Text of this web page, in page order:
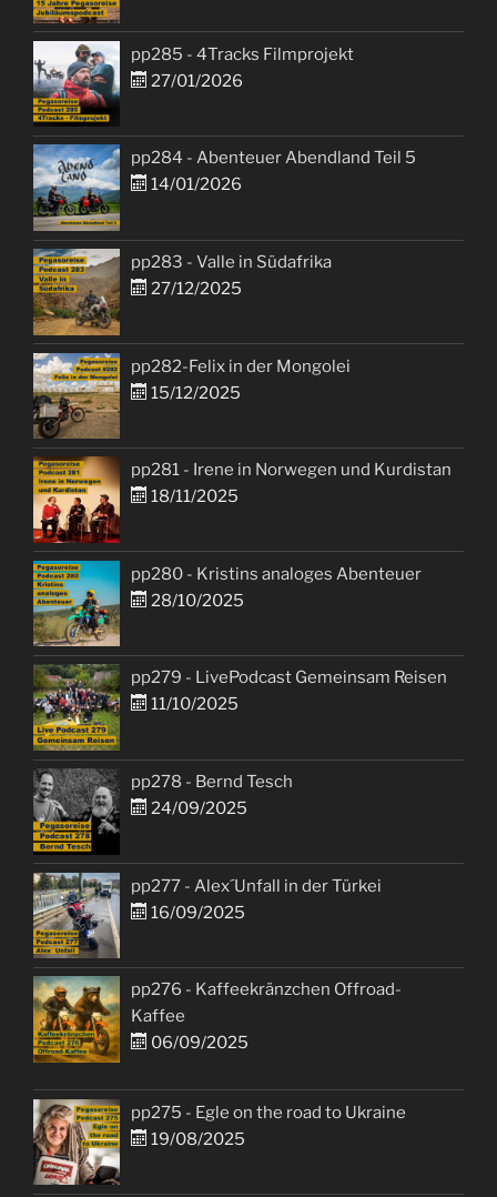
pp285 - 4Tracks Filmprojekt
27/01/2026
pp284 - Abenteuer Abendland Teil 5
14/01/2026
pp283 - Valle in Südafrika
27/12/2025
pp282-Felix in der Mongolei
15/12/2025
pp281 - Irene in Norwegen und Kurdistan
18/11/2025
pp280 - Kristins analoges Abenteuer
28/10/2025
pp279 - LivePodcast Gemeinsam Reisen
11/10/2025
pp278 - Bernd Tesch
24/09/2025
pp277 - Alex´Unfall in der Türkei
16/09/2025
pp276 - Kaffeekränzchen Offroad-
Kaffee
06/09/2025
pp275 - Egle on the road to Ukraine
19/08/2025